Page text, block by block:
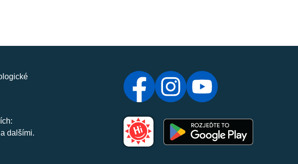
dalšími.